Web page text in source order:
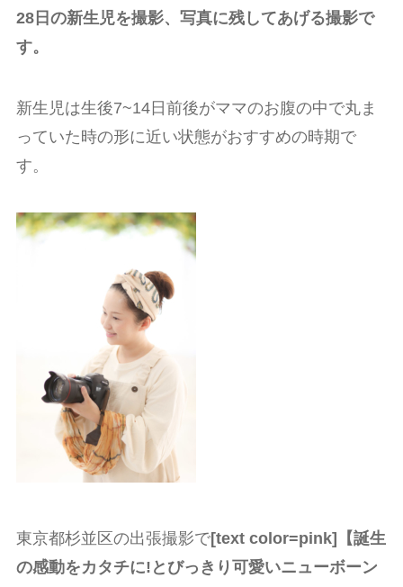
28日の新生児を撮影、写真に残してあげる撮影で
す。
新生児は生後7~14日前後がママのお腹の中で丸ま
っていた時の形に近い状態がおすすめの時期で
す。
東京都杉並区の出張撮影で[text color=pink]【誕生
の感動をカタチに!とびっきり可愛いニューボーン